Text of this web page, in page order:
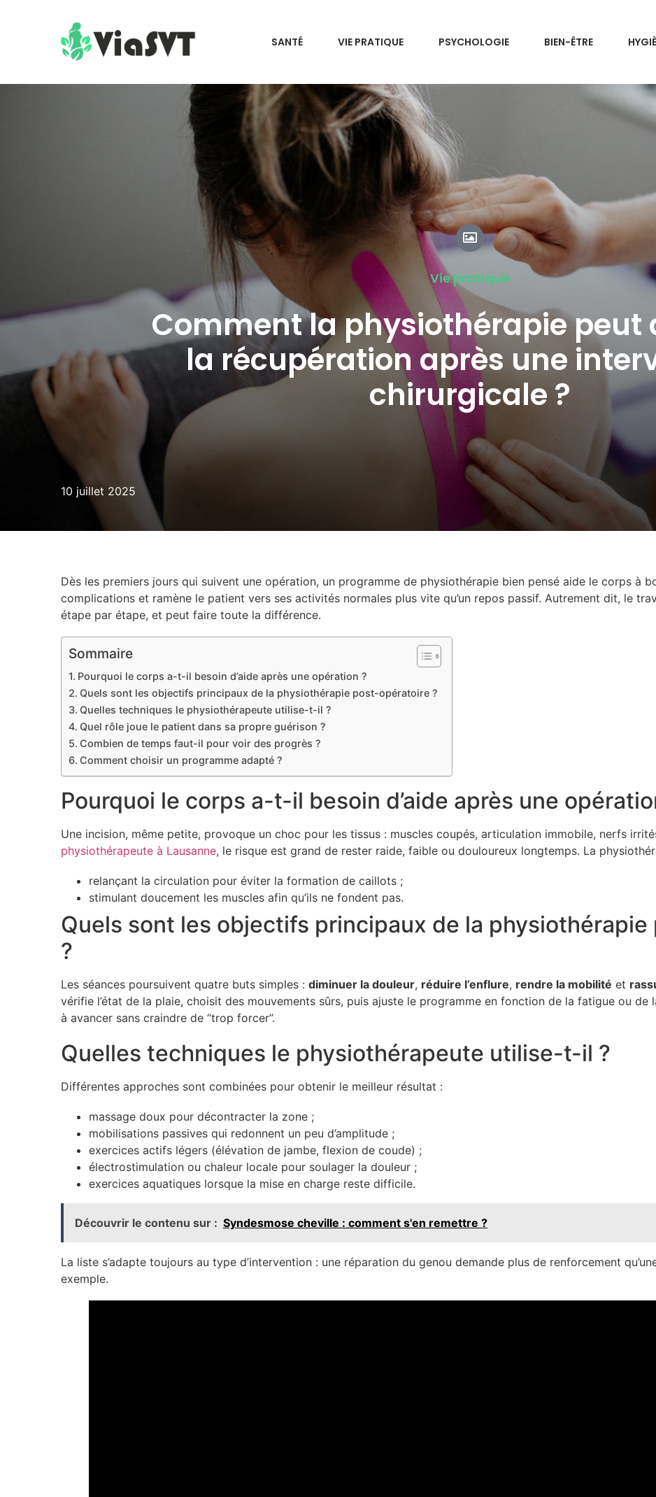
SANTÉ VIE PRATIQUE PSYCHOLOGIE BIEN-ÊTRE
Vie pratique
Comment la physiothérapie peut
la récupération après une
chirurgicale ?
10 juillet 2025
Dès les premiers jours qui suivent une opération, un programme de physiothérapie bien pensé aide le corps à
complications et ramène le patient vers ses activités normales plus vite qu’un repos passif. Autrement dit, le
étape par étape, et peut faire toute la différence.
Sommaire
Pourquoi le corps a-t-il besoin d’aide après une opération ?
Quels sont les objectifs principaux de la physiothérapie post-opératoire ?
Quelles techniques le physiothérapeute utilise-t-il ?
Quel rôle joue le patient dans sa propre guérison ?
Combien de temps faut-il pour voir des progrès ?
Comment choisir un programme adapté ?
Pourquoi le corps a-t-il besoin d’aide après une
Une incision, même petite, provoque un choc pour les tissus : muscles coupés, articulation immobile, nerfs
physiothérapeute à Lausanne, le risque est grand de rester raide, faible ou douloureux longtemps. La
relançant la circulation pour éviter la formation de caillots ;
stimulant doucement les muscles afin qu’ils ne fondent pas.
Quels sont les objectifs principaux de la
?
Les séances poursuivent quatre buts simples : diminuer la douleur, réduire l’enflure, rendre la mobilité et
vérifie l’état de la plaie, choisit des mouvements sûrs, puis ajuste le programme en fonction de la fatigue ou de
à avancer sans craindre de “trop forcer”.
Quelles techniques le physiothérapeute utilise-t-il ?
Différentes approches sont combinées pour obtenir le meilleur résultat :
massage doux pour décontracter la zone ;
mobilisations passives qui redonnent un peu d’amplitude ;
exercices actifs légers (élévation de jambe, flexion de coude) ;
électrostimulation ou chaleur locale pour soulager la douleur ;
exercices aquatiques lorsque la mise en charge reste difficile.
Découvrir le contenu sur : Syndesmose cheville : comment s'en remettre ?
La liste s’adapte toujours au type d’intervention : une réparation du genou demande plus de renforcement
exemple.